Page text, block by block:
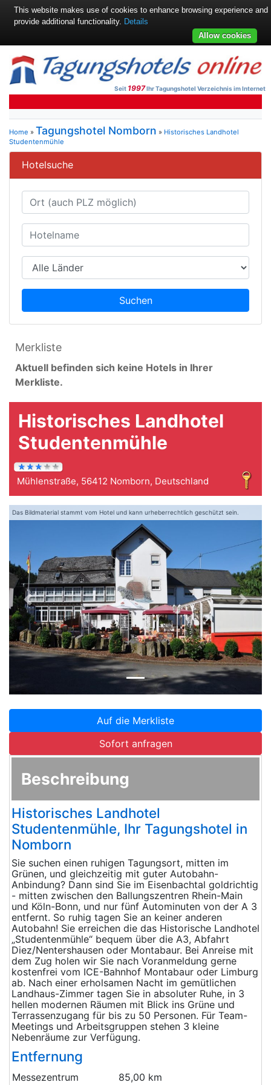
Seit 1997Ihr Tagungshotel Verzeichnis im Internet
Home » Tagungshotel Nomborn » Historisches Landhotel
Studentenmühle
Hotelsuche
Suchen
Merkliste
Aktuell befinden sich keine Hotels in Ihrer
Merkliste.
Historisches Landhotel
Studentenmühle
Mühlenstraße, 56412 Nomborn, Deutschland
Das Bildmaterial stammt vom Hotel und kann urheberrechtlich geschützt sein.
Zurück
Auf die Merkliste
Sofort anfragen
Beschreibung
Historisches Landhotel
Studentenmühle, Ihr Tagungshotel in
Nomborn
Sie suchen einen ruhigen Tagungsort, mitten im
Grünen, und gleichzeitig mit guter Autobahn-
Anbindung? Dann sind Sie im Eisenbachtal goldrichtig
- mitten zwischen den Ballungszentren Rhein-Main
und Köln-Bonn, und nur fünf Autominuten von der A 3
entfernt. So ruhig tagen Sie an keiner anderen
Autobahn! Sie erreichen die das Historische Landhotel
„Studentenmühle“ bequem über die A3, Abfahrt
Diez/Nentershausen oder Montabaur. Bei Anreise mit
dem Zug holen wir Sie nach Voranmeldung gerne
kostenfrei vom ICE-Bahnhof Montabaur oder Limburg
ab. Nach einer erholsamen Nacht im gemütlichen
Landhaus-Zimmer tagen Sie in absoluter Ruhe, in 3
hellen modernen Räumen mit Blick ins Grüne und
Terrassenzugang für bis zu 50 Personen. Für Team-
Meetings und Arbeitsgruppen stehen 3 kleine
Nebenräume zur Verfügung.
Entfernung
Messezentrum 85,00 km
This website makes use of cookies to enhance browsing experience and
provide additional functionality. Details
Allow cookies